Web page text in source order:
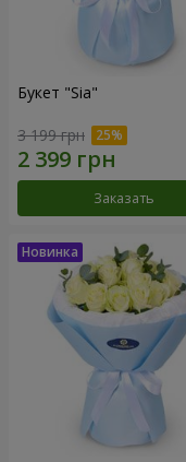
Букет "Sia"
3 199 грн
Заказать